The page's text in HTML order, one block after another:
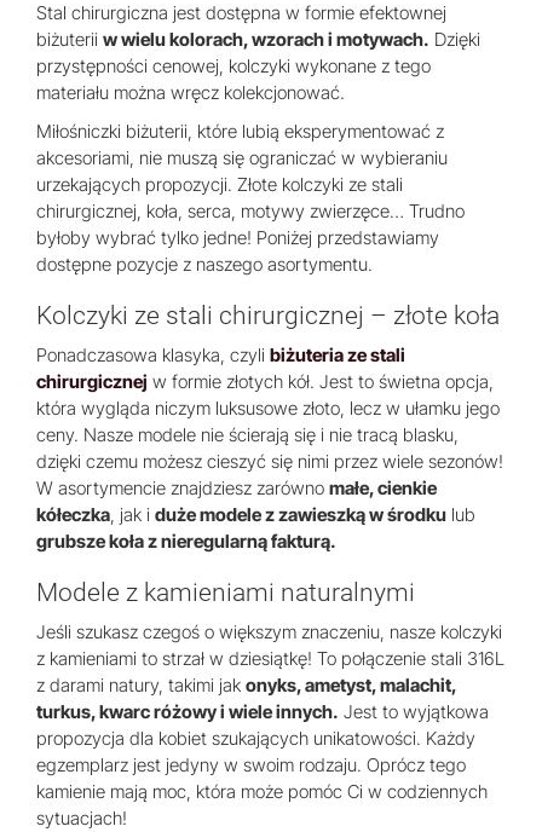
Stal chirurgiczna jest dostępna w formie efektownej
biżuterii w wielu kolorach, wzorach i motywach. Dzięki
przystępności cenowej, kolczyki wykonane z tego
materiału można wręcz kolekcjonować.
Miłośniczki biżuterii, które lubią eksperymentować z
akcesoriami, nie muszą się ograniczać w wybieraniu
urzekających propozycji. Złote kolczyki ze stali
chirurgicznej, koła, serca, motywy zwierzęce… Trudno
byłoby wybrać tylko jedne! Poniżej przedstawiamy
dostępne pozycje z naszego asortymentu.
Kolczyki ze stali chirurgicznej – złote koła
Ponadczasowa klasyka, czyli biżuteria ze stali
chirurgicznej w formie złotych kół. Jest to świetna opcja,
która wygląda niczym luksusowe złoto, lecz w ułamku jego
ceny. Nasze modele nie ścierają się i nie tracą blasku,
dzięki czemu możesz cieszyć się nimi przez wiele sezonów!
W asortymencie znajdziesz zarówno małe, cienkie
kółeczka, jak i duże modele z zawieszką w środku lub
grubsze koła z nieregularną fakturą.
Modele z kamieniami naturalnymi
Jeśli szukasz czegoś o większym znaczeniu, nasze kolczyki
z kamieniami to strzał w dziesiątkę! To połączenie stali 316L
z darami natury, takimi jak onyks, ametyst, malachit,
turkus, kwarc różowy i wiele innych. Jest to wyjątkowa
propozycja dla kobiet szukających unikatowości. Każdy
egzemplarz jest jedyny w swoim rodzaju. Oprócz tego
kamienie mają moc, która może pomóc Ci w codziennych
sytuacjach!